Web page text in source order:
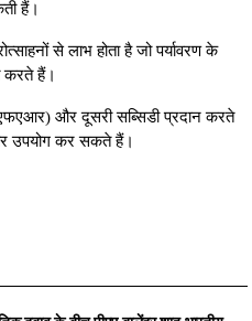
हैं।
से लाभ होता है जो पर्यावरण के
करते हैं।
और दूसरी सब्सिडी प्रदान करते
उपयोग कर सकते हैं।